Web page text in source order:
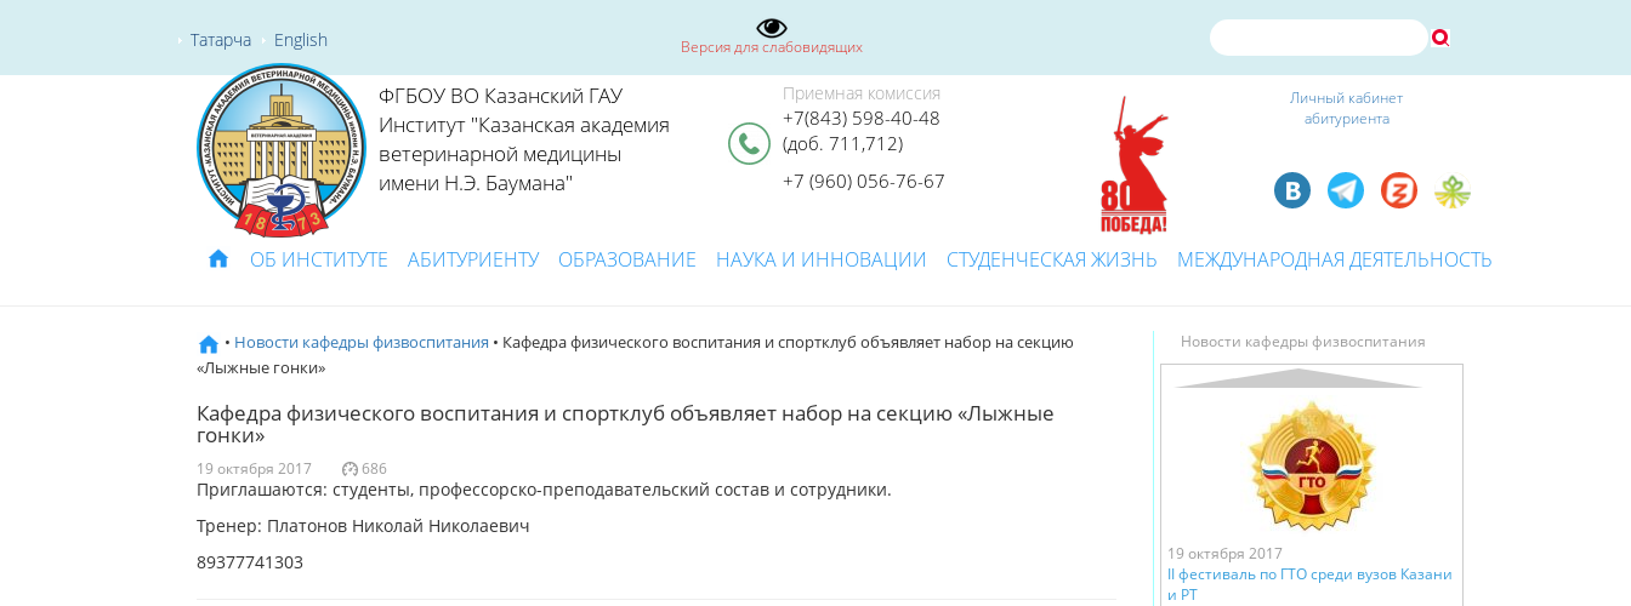
Татарча English Версия для слабовидящих
ФГБОУ ВО Казанский ГАУ
Институт "Казанская академия
ветеринарной медицины
имени Н.Э. Баумана"
Приемная комиссия
+7(843) 598-40-48
(доб. 711,712)
+7 (960) 056-76-67
Личный кабинет
абитуриента
ОБ ИНСТИТУТЕ АБИТУРИЕНТУ ОБРАЗОВАНИЕ НАУКА И ИННОВАЦИИ СТУДЕНЧЕСКАЯ ЖИЗНЬ МЕЖДУНАРОДНАЯ ДЕЯТЕЛЬНОСТЬ
• Новости кафедры физвоспитания • Кафедра физического воспитания и спортклуб объявляет набор на секцию
«Лыжные гонки»
Кафедра физического воспитания и спортклуб объявляет набор на секцию «Лыжные
гонки»
19 октября 2017 686
Приглашаются: студенты, профессорско-преподавательский состав и сотрудники.
Тренер: Платонов Николай Николаевич
89377741303
Новости кафедры физвоспитания
19 октября 2017
II фестиваль по ГТО среди вузов Казани
и РТ